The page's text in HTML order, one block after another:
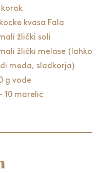
korak
¼ kocke kvasa Fala
žlički soli
žlički melase (lahko
meda, sladkorja)
g vode
10 marelic